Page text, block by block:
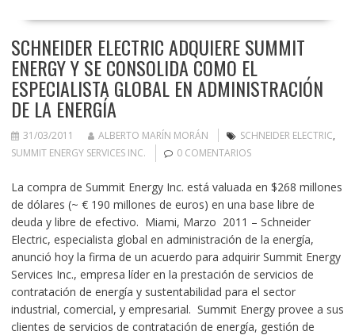
SCHNEIDER ELECTRIC ADQUIERE SUMMIT
ENERGY Y SE CONSOLIDA COMO EL
ESPECIALISTA GLOBAL EN ADMINISTRACIÓN
DE LA ENERGÍA
31/03/2011 ALBERTO MARÍN MORÁN SCHNEIDER ELECTRIC,
SUMMIT ENERGY SERVICES INC.
0 COMENTARIOS
La compra de Summit Energy Inc. está valuada en $268 millones
de dólares (~ € 190 millones de euros) en una base libre de
deuda y libre de efectivo. Miami, Marzo 2011 – Schneider
Electric, especialista global en administración de la energía,
anunció hoy la firma de un acuerdo para adquirir Summit Energy
Services Inc., empresa líder en la prestación de servicios de
contratación de energía y sustentabilidad para el sector
industrial, comercial, y empresarial. Summit Energy provee a sus
clientes de servicios de contratación de energía, gestión de